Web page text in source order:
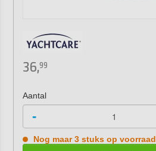
36,99
Aantal
-
Nog maar 3 stuks op voorraad